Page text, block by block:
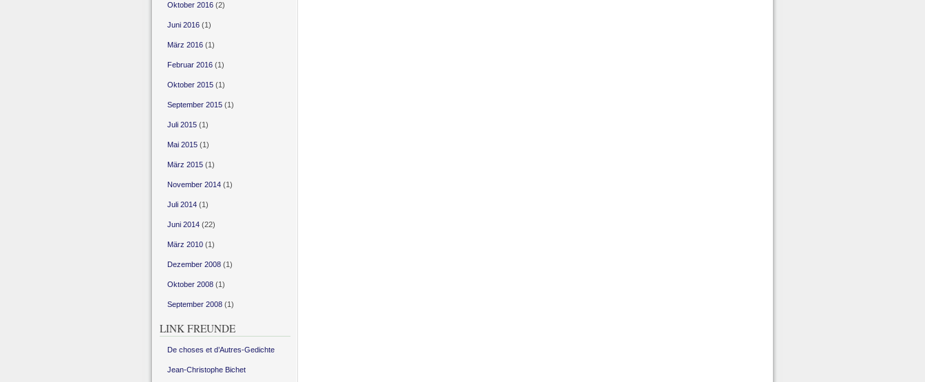
Oktober 2016(2)
Juni 2016(1)
März 2016(1)
Februar 2016(1)
Oktober 2015(1)
September 2015(1)
Juli 2015(1)
Mai 2015(1)
März 2015(1)
November 2014(1)
Juli 2014(1)
Juni 2014(22)
März 2010(1)
Dezember 2008(1)
Oktober 2008(1)
September 2008(1)
LINK FREUNDE
De choses et d’Autres-Gedichte
Jean-Christophe Bichet